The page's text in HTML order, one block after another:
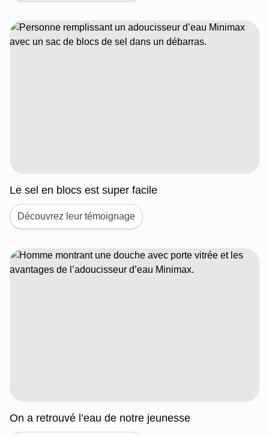
Le sel en blocs est super facile
Découvrez leur témoignage
On a retrouvé l’eau de notre jeunesse